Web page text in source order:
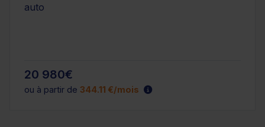
auto
20 980€
ou à partir de 344.11 €/mois